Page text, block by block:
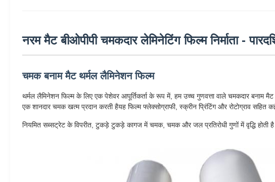
नरम मैट बीओपीपी चमकदार लेमिनेटिंग फिल्म निर्माता -
चमक बनाम मैट थर्मल लैमिनेशन फिल्म
थर्मल लैमिनेशन फिल्म के लिए एक पेशेवर आपूर्तिकर्ता के रूप में, हम उच्च गुणवत्ता वाले चमकदार बनाम
एक शानदार चमक खत्म प्रदान करती हैयह फिल्म फ्लेक्सोग्राफी, स्क्रीन प्रिंटिंग और रोटोग्राव सहित
नियमित सब्सट्रेट के विपरीत, टुकड़े टुकड़े कागज में चमक, चमक और जल प्रतिरोधी गुणों में वृद्धि होती